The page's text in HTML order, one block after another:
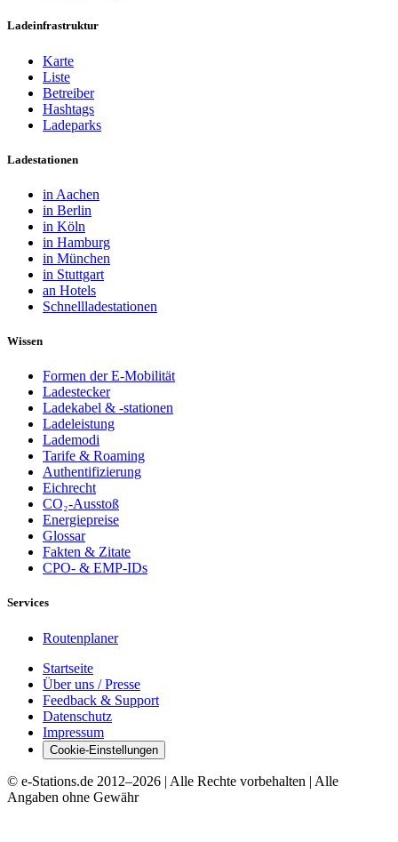
Ladeinfrastruktur
Karte
Liste
Betreiber
Hashtags
Ladeparks
Ladestationen
in Aachen
in Berlin
in Köln
in Hamburg
in München
in Stuttgart
an Hotels
Schnellladestationen
Wissen
Formen der E-Mobilität
Ladestecker
Ladekabel & -stationen
Ladeleistung
Lademodi
Tarife & Roaming
Authentifizierung
Eichrecht
CO₂-Ausstoß
Energiepreise
Glossar
Fakten & Zitate
CPO- & EMP-IDs
Services
Routenplaner
Startseite
Über uns / Presse
Feedback & Support
Datenschutz
Impressum
Cookie-Einstellungen
© e-Stations.de 2012–2026 | Alle Rechte vorbehalten | Alle
Angaben ohne Gewähr